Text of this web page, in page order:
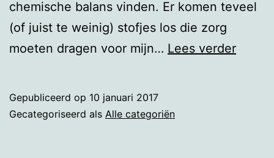
chemische balans vinden. Er komen teveel
(of juist te weinig) stofjes los die zorg
moeten dragen voor mijn… Lees verderEen
Gepubliceerd op 10 januari 2017
Gecategoriseerd als Alle categoriën